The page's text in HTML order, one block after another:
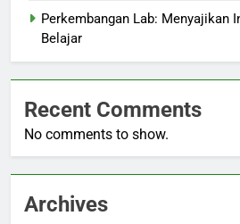
Perkembangan Lab: Menyajikan
Belajar
Recent Comments
No comments to show.
Archives